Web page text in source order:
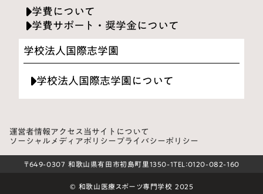
学費について
学費サポート・奨学金について
学校法人国際志学園
学校法人国際志学園について
運営者情報アクセス当サイトについて
ソーシャルメディアポリシープライバシーポリシー
〒649-0307 和歌山県有田市初島町里1350-1TEL：0120-082-160
© 和歌山医療スポーツ専門学校 2025